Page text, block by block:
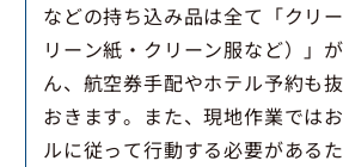
などの持ち込み品は全て「クリ
リーン紙・クリーン服など）」
ん、航空券手配やホテル予約も
おきます。また、現地作業では
ルに従って行動する必要がある